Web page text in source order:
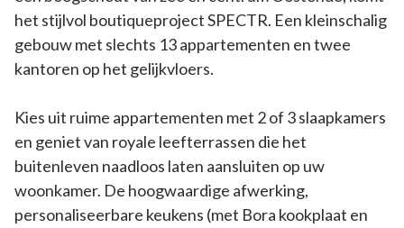
het stijlvol boutiqueproject SPECTR. Een kleinschalig
gebouw met slechts 13 appartementen en twee
kantoren op het gelijkvloers.
Kies uit ruime appartementen met 2 of 3 slaapkamers
en geniet van royale leefterrassen die het
buitenleven naadloos laten aansluiten op uw
woonkamer. De hoogwaardige afwerking,
personaliseerbare keukens (met Bora kookplaat en